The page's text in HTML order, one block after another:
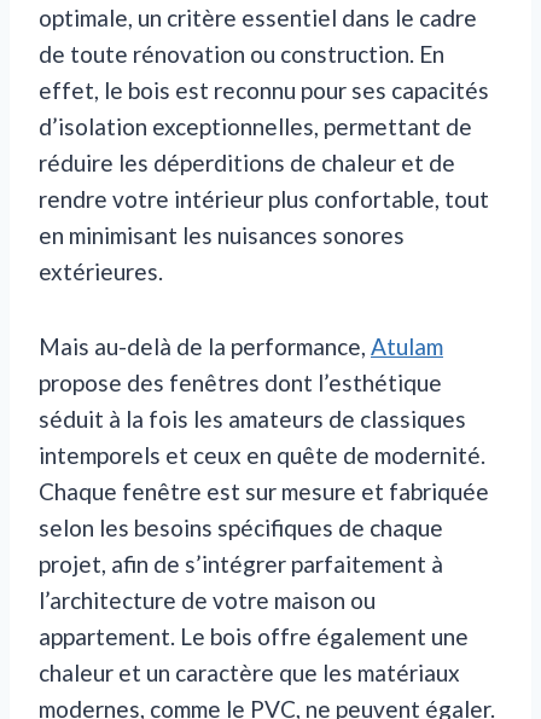
optimale, un critère essentiel dans le cadre
de toute rénovation ou construction. En
effet, le bois est reconnu pour ses capacités
d’isolation exceptionnelles, permettant de
réduire les déperditions de chaleur et de
rendre votre intérieur plus confortable, tout
en minimisant les nuisances sonores
extérieures.
Mais au-delà de la performance, Atulam
propose des fenêtres dont l’esthétique
séduit à la fois les amateurs de classiques
intemporels et ceux en quête de modernité.
Chaque fenêtre est sur mesure et fabriquée
selon les besoins spécifiques de chaque
projet, afin de s’intégrer parfaitement à
l’architecture de votre maison ou
appartement. Le bois offre également une
chaleur et un caractère que les matériaux
modernes, comme le PVC, ne peuvent égaler.